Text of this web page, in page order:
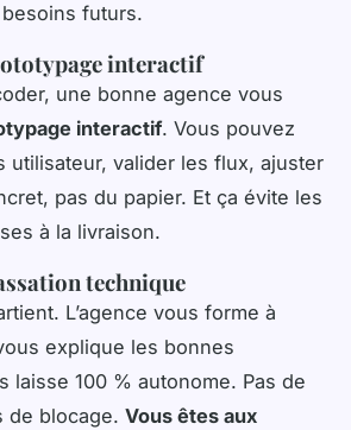
besoins futurs.
interactif
une bonne agence vous
interactif. Vous pouvez
utilisateur, valider les flux, ajuster
pas du papier. Et ça évite les
à la livraison.
technique
L’agence vous forme à
explique les bonnes
laisse 100 % autonome. Pas de
de blocage. Vous êtes aux